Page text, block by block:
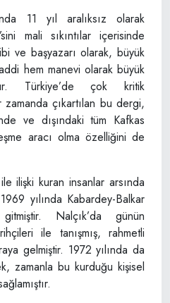
11 yıl aralıksız olarak
mali sıkıntılar içerisinde
ve başyazarı olarak, büyük
hem manevi olarak büyük
Türkiye’de çok kritik
zamanda çıkartılan bu dergi,
ve dışındaki tüm Kafkas
aracı olma özelliğini de
ilişki kuran insanlar arsında
yılında Kabardey-Balkar
Nalçık’da günün
ile tanışmış, rahmetli
gelmiştir. 1972 yılında da
zamanla bu kurduğu kişisel